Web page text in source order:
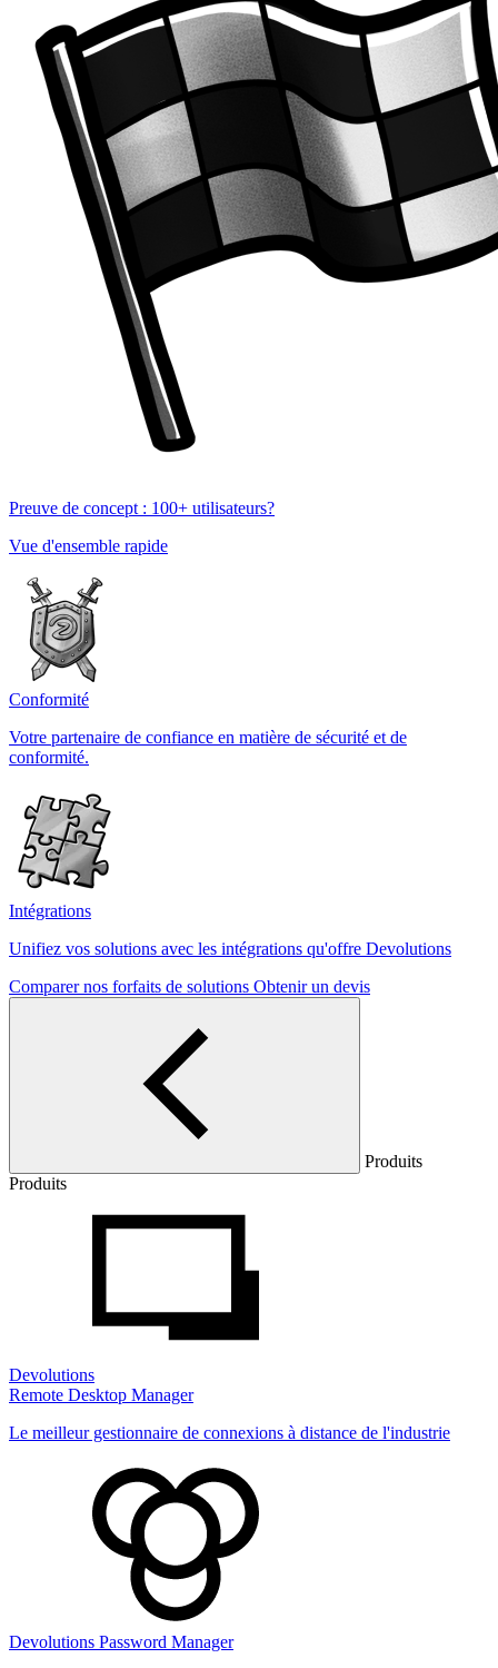
Preuve de concept : 100+ utilisateurs?
Vue d'ensemble rapide
Conformité
Votre partenaire de confiance en matière de sécurité et de
conformité.
Intégrations
Unifiez vos solutions avec les intégrations qu'offre Devolutions
Comparer nos forfaits de solutions Obtenir un devis
Produits
Produits
Devolutions
Remote Desktop Manager
Le meilleur gestionnaire de connexions à distance de l'industrie
Devolutions Password Manager